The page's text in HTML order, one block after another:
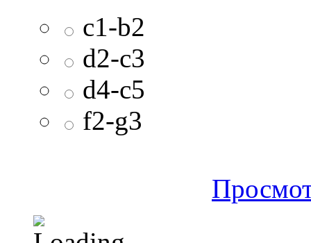
c1-b2
d2-c3
d4-c5
f2-g3